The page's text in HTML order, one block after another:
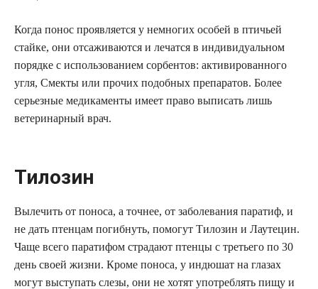
Когда понос проявляется у немногих особей в птичьей
стайке, они отсаживаются и лечатся в индивидуальном
порядке с использованием сорбентов: активированного
угля, Смекты или прочих подобных препаратов. Более
серьезные медикаменты имеет право выписать лишь
ветеринарный врач.
Тилозин
Вылечить от поноса, а точнее, от заболевания паратиф, и
не дать птенцам погибнуть, помогут Тилозин и Лаутецин.
Чаще всего паратифом страдают птенцы с третьего по 30
день своей жизни. Кроме поноса, у индюшат на глазах
могут выступать слезы, они не хотят употреблять пищу и